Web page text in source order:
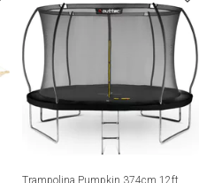
Trampolina Pumpkin 374cm 12ft